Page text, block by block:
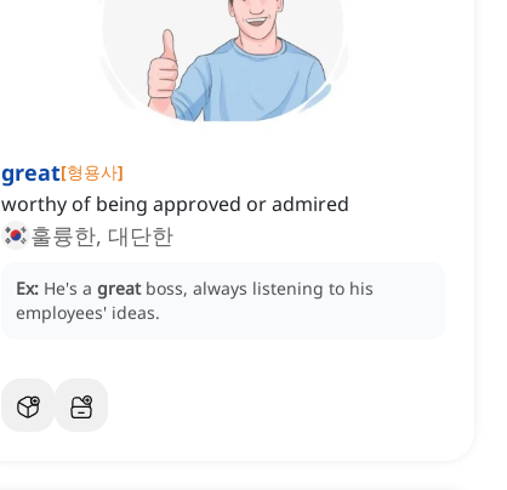
great[형용사]
worthy of being approved or admired
훌륭한, 대단한
Ex: He's a great boss, always listening to his
employees' ideas.